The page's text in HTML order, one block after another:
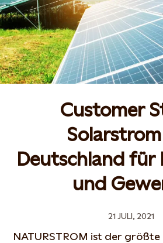
Customer
Deutschland für
und
21 JULI, 2021
NATURSTROM ist der größte